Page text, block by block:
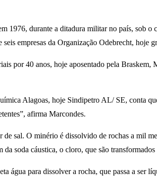
1976, durante a ditadura militar no país, sob
empresas da Organização Odebrecht,
por 40 anos, hoje aposentado pela
Alagoas, hoje Sindipetro AL/ SE, conta
afirma Marcondes.
sal. O minério é dissolvido de rochas a mil
soda cáustica, o cloro, que são
água para dissolver a rocha, que passa a ser